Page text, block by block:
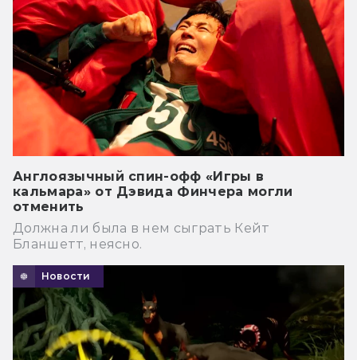
Англоязычный спин-офф «Игры в
кальмара» от Дэвида Финчера могли
отменить
Должна ли была в нем сыграть Кейт
Бланшетт, неясно.
Новости